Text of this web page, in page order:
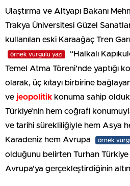
Ulaştırma ve Altyapı Bakanı
Trakya Üniversitesi Güzel
kullanılan eski Karaağaç Tren
örnek vurgulu yazı
“Halkalı
Temel Atma Töreni’nde yaptığı
olarak, üç kıtayı birbirine
ve jeopolitik konuma sahip
Türkiye’nin hem coğrafi
ve tarihi sürekliliğiyle hem Asya
Karadeniz hem Avrupa
örnek
olduğunu belirten Turhan Türkiye
Avrupa’ya gerçekleştirdiğinin